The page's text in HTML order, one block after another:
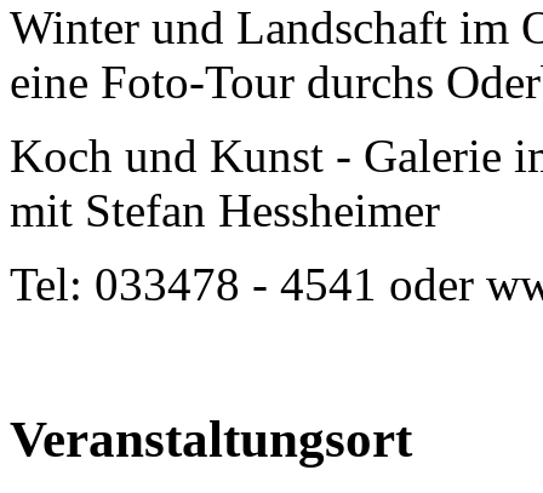
Winter und Landschaft im
eine Foto-Tour durchs
Koch und Kunst - Galerie
mit Stefan Hessheimer
Tel: 033478 - 4541 oder
Veranstaltungsort